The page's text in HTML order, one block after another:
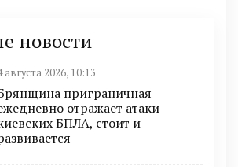
новости
августа 2026, 10:13
приграничная
отражает атаки
БПЛА, стоит и